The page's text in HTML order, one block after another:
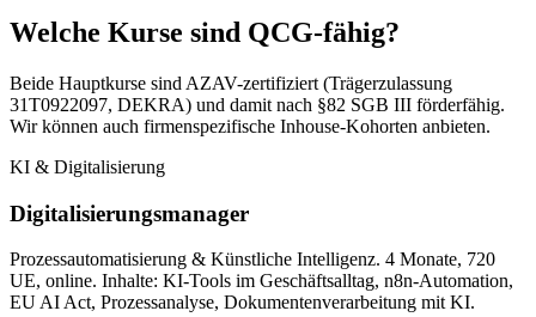
Welche Kurse sind QCG-fähig?
Beide Hauptkurse sind AZAV-zertifiziert (Trägerzulassung
31T0922097, DEKRA) und damit nach §82 SGB III förderfähig.
Wir können auch firmenspezifische Inhouse-Kohorten anbieten.
KI & Digitalisierung
Digitalisierungsmanager
Prozessautomatisierung & Künstliche Intelligenz. 4 Monate, 720
UE, online. Inhalte: KI-Tools im Geschäftsalltag, n8n-Automation,
EU AI Act, Prozessanalyse, Dokumentenverarbeitung mit KI.